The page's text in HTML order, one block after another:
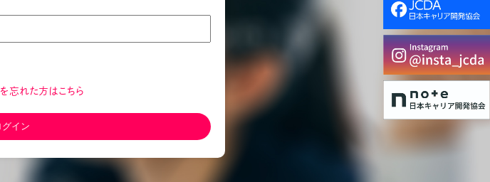
調査・研究 人生すごろく金の糸
募集・案内メール配信サービス
CDA会員 名刺表記
研究会・啓発交流会の座長一覧 研究会・啓発交流会の活動報告
必要書類ダウンロード（ピアトレ）
研修
を忘れた方はこちら